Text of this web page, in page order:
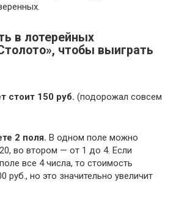
в лотерейных
чтобы выиграть
стоит 150 руб. (подорожал совсем
2 поля. В одном поле можно
во втором — от 1 до 4. Если
все 4 числа, то стоимость
руб., но это значительно увеличит